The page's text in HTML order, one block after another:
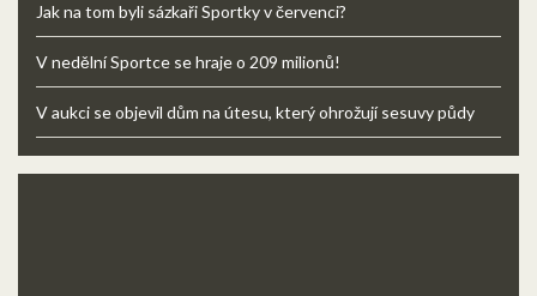
Jak na tom byli sázkaři Sportky v červenci?
V nedělní Sportce se hraje o 209 milionů!
V aukci se objevil dům na útesu, který ohrožují sesuvy půdy